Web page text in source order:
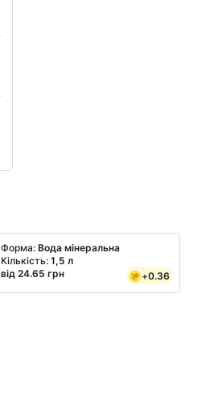
Форма:Вода мінеральна
Кількість:1,5 л
від 24.65 грн
+0.36